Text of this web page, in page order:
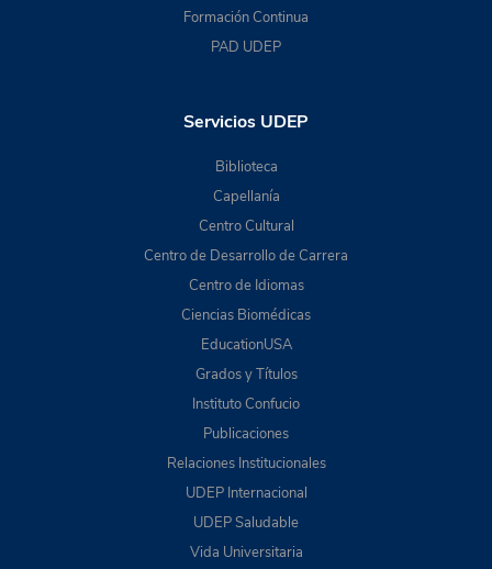
Formación Continua
PAD UDEP
Servicios UDEP
Biblioteca
Capellanía
Centro Cultural
Centro de Desarrollo de Carrera
Centro de Idiomas
Ciencias Biomédicas
EducationUSA
Grados y Títulos
Instituto Confucio
Publicaciones
Relaciones Institucionales
UDEP Internacional
UDEP Saludable
Vida Universitaria